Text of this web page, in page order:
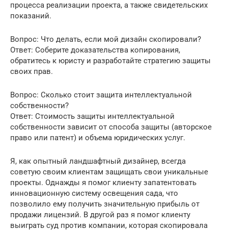
процесса реализации проекта, а также свидетельских
показаний.
Вопрос: Что делать, если мой дизайн скопировали?
Ответ: Соберите доказательства копирования,
обратитесь к юристу и разработайте стратегию защиты
своих прав.
Вопрос: Сколько стоит защита интеллектуальной
собственности?
Ответ: Стоимость защиты интеллектуальной
собственности зависит от способа защиты (авторское
право или патент) и объема юридических услуг.
Я, как опытный ландшафтный дизайнер, всегда
советую своим клиентам защищать свои уникальные
проекты. Однажды я помог клиенту запатентовать
инновационную систему освещения сада, что
позволило ему получить значительную прибыль от
продажи лицензий. В другой раз я помог клиенту
выиграть суд против компании, которая скопировала